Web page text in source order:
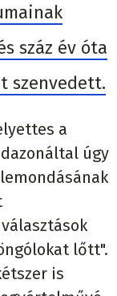
száz év óta
szenvedett.
a
úgy
lőtt".
is